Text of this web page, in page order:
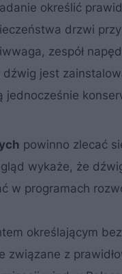
określić
drzwi
zespół
jest
jednocześnie
powinno zlecać
wykaże, że
w programach
określającym
związane z